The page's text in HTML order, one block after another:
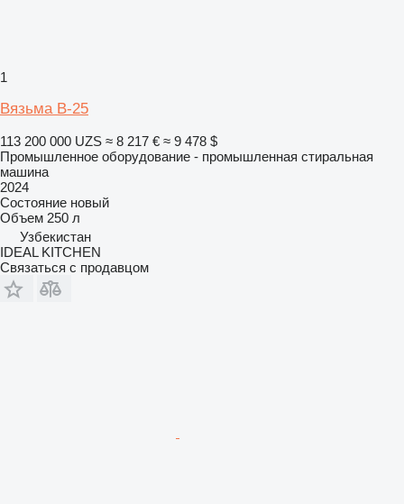
1
Вязьма В-25
113 200 000 UZS ≈ 8 217 € ≈ 9 478 $
Промышленное оборудование - промышленная стиральная
машина
2024
Состояние новый
Объем 250 л
Узбекистан
IDEAL KITCHEN
Связаться с продавцом